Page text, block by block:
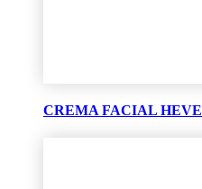
CREMA FACIAL